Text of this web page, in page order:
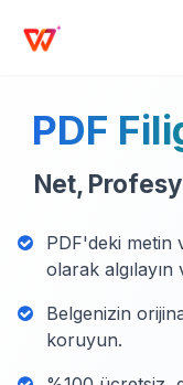
PDF
Net,
PDF'deki metin
olarak algılayın
Belgenizin
koruyun.